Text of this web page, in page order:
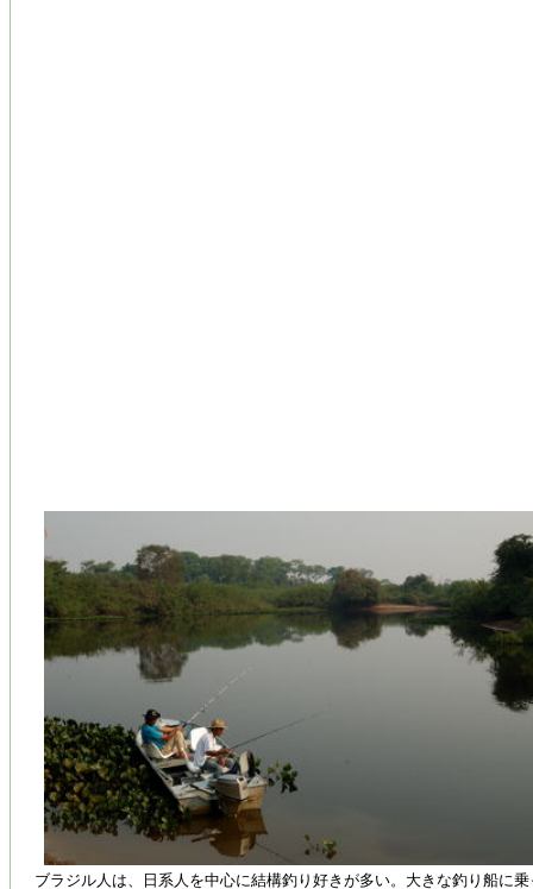
ブラジル人は、日系人を中心に結構釣り好きが多い。大きな釣り船に